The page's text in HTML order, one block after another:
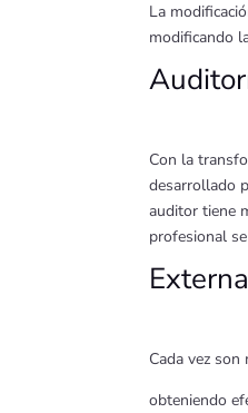
La
modificando
Con la
desarrollado
auditor tiene
profesional
Cada vez
obteniendo